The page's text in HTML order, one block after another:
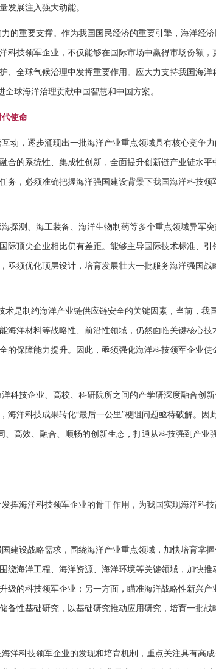
发展注入强大动能。
的重要支撑。作为我国国民经济的重要引擎，海洋经
技领军企业，不仅能够在国际市场中赢得市场份额，
全球气候治理中发挥重要作用。应大力支持我国海洋
球海洋治理贡献中国智慧和中国方案。
使命
动，逐步涌现出一批海洋产业重点领域具有核心竞争
的系统性、集成性创新，全面提升创新链产业链水平
，必须准确把握海洋强国建设背景下我国海洋科技领
探测、海工装备、海洋生物制药等多个重点领域异军
顶尖企业相比仍有差距。能够主导国际技术标准、引
须优化顶层设计，培育发展壮大一批服务海洋强国战
术是制约海洋产业链供应链安全的关键因素，当前，我
洋材料等战略性、前沿性领域，仍然面临关键核心技
保障能力提升。因此，亟须强化海洋科技领军企业使
科技企业、高校、科研院所之间的产学研深度融合创
洋科技成果转化“最后一公里”梗阻问题亟待破解。因
高效、融合、顺畅的创新生态，打通从科技强到产业
挥海洋科技领军企业的骨干作用，为我国实现海洋科
建设战略需求，围绕海洋产业重点领域，加快培育掌
海洋工程、海洋资源、海洋环境等关键领域，加快推
级的科技领军企业；另一方面，瞄准海洋战略性新兴产
备性基础研究，以基础研究推动应用研究，培育一批战
洋科技领军企业的发现和培育机制，重点关注具有高